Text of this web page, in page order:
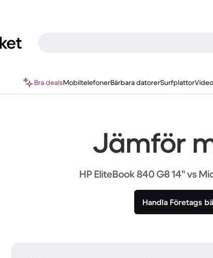
Bra dealsMobiltelefonerBärbara datorerSurfplattor
Jämför
HP EliteBook 840 G8 14" vs
Handla Företags